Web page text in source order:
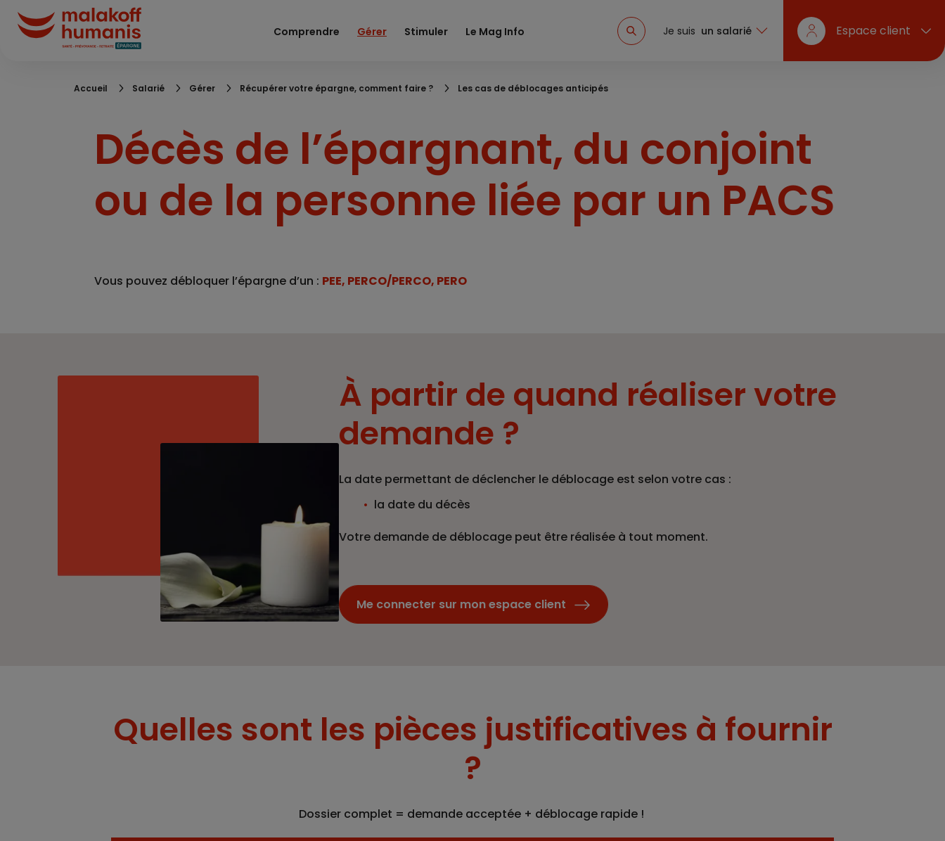
Aller
contenu
Comprendre Gérer Stimuler Le Mag Info Je suis un salarié Espace client
Fil
Accueil Salarié Gérer Récupérer votre épargne, comment faire ? Les cas de déblocages anticipés
Décès de l’épargnant, du conjoint
ou de la personne liée par un PACS
Vous pouvez débloquer l’épargne d’un : PEE, PERCO/PERCO, PERO
À partir de quand réaliser votre
demande ?
La date permettant de déclencher le déblocage est selon votre cas :
la date du décès
Votre demande de déblocage peut être réalisée à tout moment.
Me connecter sur mon espace client
Quelles sont les pièces justificatives à fournir
?
Dossier complet = demande acceptée + déblocage rapide !